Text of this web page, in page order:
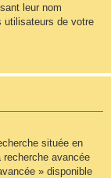
leur nom
utilisateurs de votre
située en
recherche avancée
» disponible